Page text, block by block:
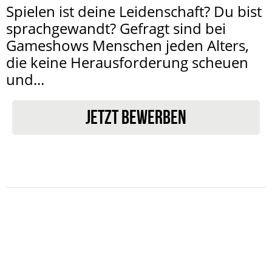
Spielen ist deine Leidenschaft? Du bist
sprachgewandt? Gefragt sind bei
Gameshows Menschen jeden Alters,
die keine Herausforderung scheuen
und...
JETZT BEWERBEN